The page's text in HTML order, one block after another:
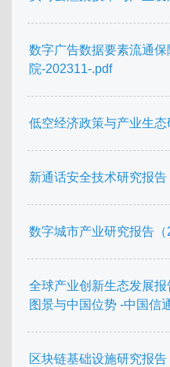
数字广告数据要素流通
院-202311-.pdf
低空经济政策与产业生
新通话安全技术研究报
数字城市产业研究报告
全球产业创新生态发展
图景与中国位势 -中国信
区块链基础设施研究报